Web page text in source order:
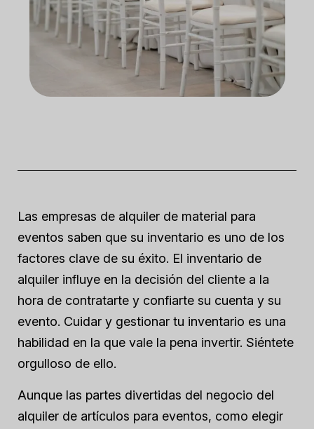
Las empresas de alquiler de material para
eventos saben que su inventario es uno de los
factores clave de su éxito. El inventario de
alquiler influye en la decisión del cliente a la
hora de contratarte y confiarte su cuenta y su
evento. Cuidar y gestionar tu inventario es una
habilidad en la que vale la pena invertir. Siéntete
orgulloso de ello.
Aunque las partes divertidas del negocio del
alquiler de artículos para eventos, como elegir